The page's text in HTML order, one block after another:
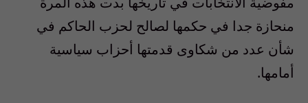
منحازة جدا في حكمها لصالح لحزب الحاكم في
شأن عدد من شكاوى قدمتها أحزاب سياسية
أمامها.